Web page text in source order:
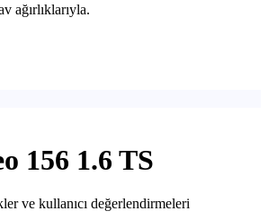
ağırlıklarıyla.
156 1.6 TS
ve kullanıcı değerlendirmeleri